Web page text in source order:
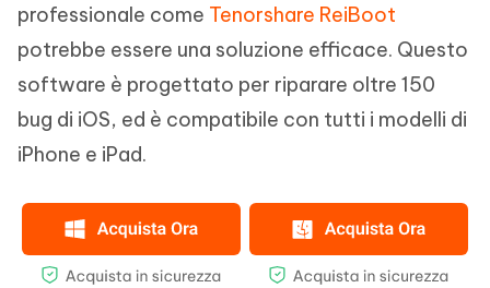
professionale come Tenorshare ReiBoot
potrebbe essere una soluzione efficace. Questo
software è progettato per riparare oltre 150
bug di iOS, ed è compatibile con tutti i modelli di
iPhone e iPad.